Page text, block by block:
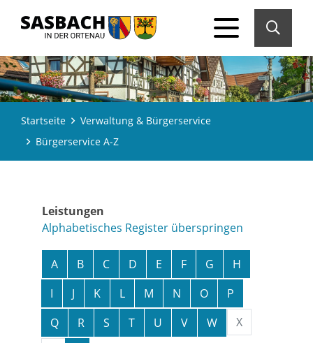
Startseite
Verwaltung & Bürgerservice
Bürgerservice A-Z
Leistungen
Alphabetisches Register überspringen
A B C D E F G
H
I
J K L M N O
P
Q
R S T U V W
X